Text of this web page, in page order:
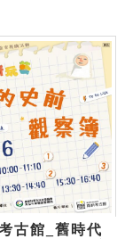
古館_舊時代